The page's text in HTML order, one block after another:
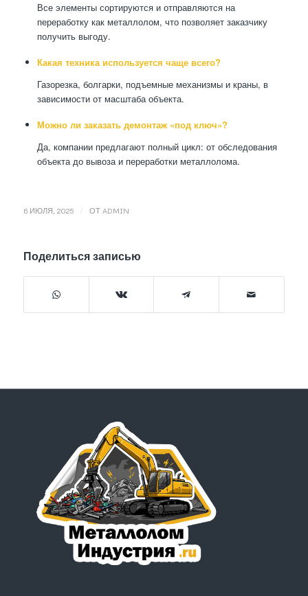
Все элементы сортируются и отправляются на
переработку как металлолом, что позволяет заказчику
получить выгоду.
Какая техника используется чаще всего?
Газорезка, болгарки, подъемные механизмы и краны, в
зависимости от масштаба объекта.
Можно ли заказать демонтаж «под ключ»?
Да, компании предлагают полный цикл: от обследования
объекта до вывоза и переработки металлолома.
6 ИЮЛЯ, 2025 ОТ ADMIN
Поделиться записью